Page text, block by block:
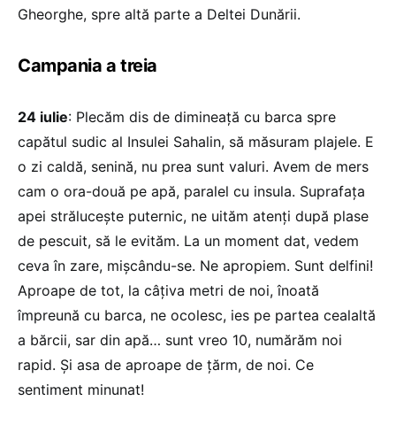
Gheorghe, spre altă parte a Deltei Dunării.
Campania a treia
24 iulie: Plecăm dis de dimineaţă cu barca spre
capătul sudic al Insulei Sahalin, să măsuram plajele. E
o zi caldă, senină, nu prea sunt valuri. Avem de mers
cam o ora-două pe apă, paralel cu insula. Suprafaţa
apei străluceşte puternic, ne uităm atenţi după plase
de pescuit, să le evităm. La un moment dat, vedem
ceva în zare, mişcându-se. Ne apropiem. Sunt delfini!
Aproape de tot, la câțiva metri de noi, înoată
împreună cu barca, ne ocolesc, ies pe partea cealaltă
a bărcii, sar din apă… sunt vreo 10, numărăm noi
rapid. Şi asa de aproape de ţărm, de noi. Ce
sentiment minunat!